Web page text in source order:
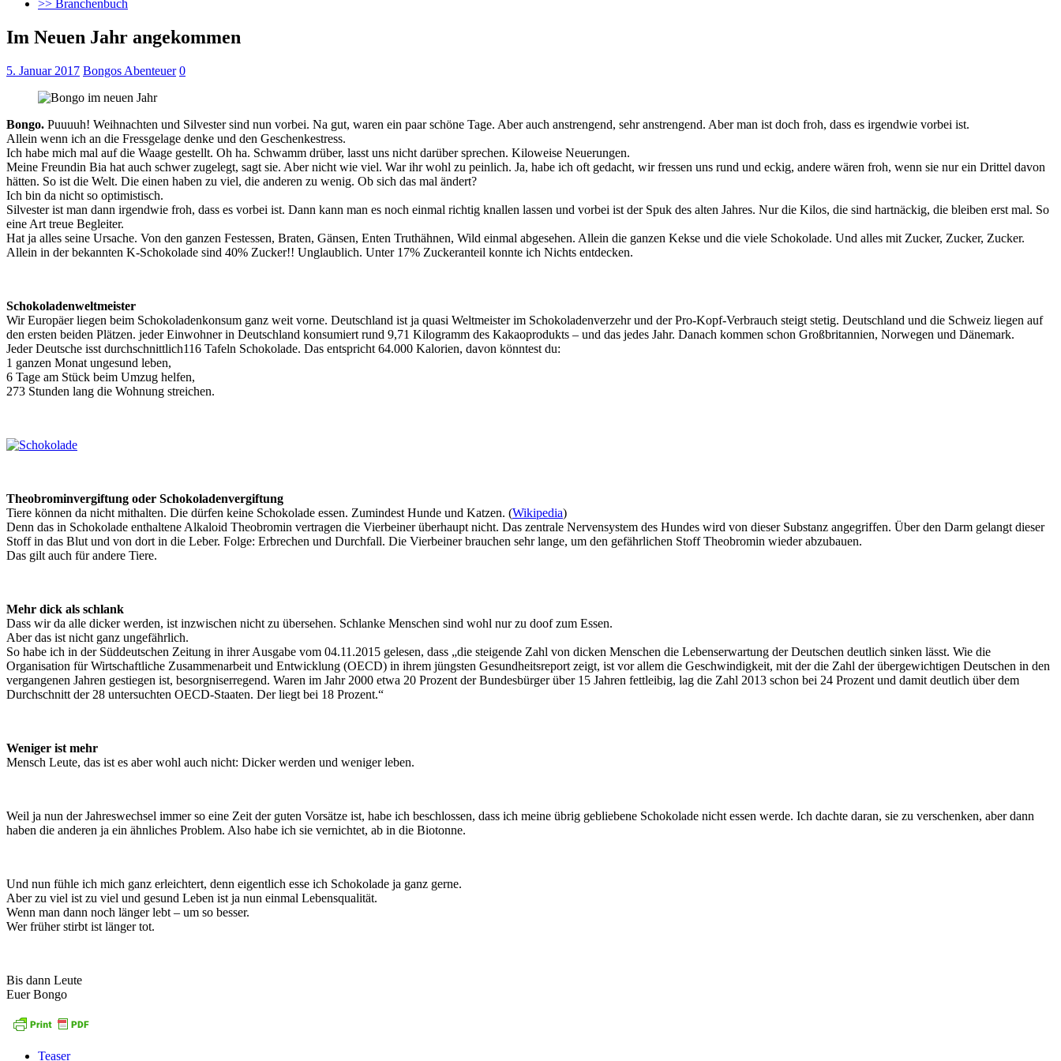
>> Branchenbuch
Im Neuen Jahr angekommen
5. Januar 2017 Bongos Abenteuer 0
Bongo. Puuuuh! Weihnachten und Silvester sind nun vorbei. Na gut, waren ein paar schöne Tage. Aber auch anstrengend, sehr anstrengend. Aber man ist doch froh, dass es irgendwie vorbei ist.
Allein wenn ich an die Fressgelage denke und den Geschenkestress.
Ich habe mich mal auf die Waage gestellt. Oh ha. Schwamm drüber, lasst uns nicht darüber sprechen. Kiloweise Neuerungen.
Meine Freundin Bia hat auch schwer zugelegt, sagt sie. Aber nicht wie viel. War ihr wohl zu peinlich. Ja, habe ich oft gedacht, wir fressen uns rund und eckig, andere wären froh, wenn sie nur ein Drittel davon
hätten. So ist die Welt. Die einen haben zu viel, die anderen zu wenig. Ob sich das mal ändert?
Ich bin da nicht so optimistisch.
Silvester ist man dann irgendwie froh, dass es vorbei ist. Dann kann man es noch einmal richtig knallen lassen und vorbei ist der Spuk des alten Jahres. Nur die Kilos, die sind hartnäckig, die bleiben erst mal. So
eine Art treue Begleiter.
Hat ja alles seine Ursache. Von den ganzen Festessen, Braten, Gänsen, Enten Truthähnen, Wild einmal abgesehen. Allein die ganzen Kekse und die viele Schokolade. Und alles mit Zucker, Zucker, Zucker.
Allein in der bekannten K-Schokolade sind 40% Zucker!! Unglaublich. Unter 17% Zuckeranteil konnte ich Nichts entdecken.
Schokoladenweltmeister
Wir Europäer liegen beim Schokoladenkonsum ganz weit vorne. Deutschland ist ja quasi Weltmeister im Schokoladenverzehr und der Pro-Kopf-Verbrauch steigt stetig. Deutschland und die Schweiz liegen auf
den ersten beiden Plätzen. jeder Einwohner in Deutschland konsumiert rund 9,71 Kilogramm des Kakaoprodukts – und das jedes Jahr. Danach kommen schon Großbritannien, Norwegen und Dänemark.
Jeder Deutsche isst durchschnittlich116 Tafeln Schokolade. Das entspricht 64.000 Kalorien, davon könntest du:
1 ganzen Monat ungesund leben,
6 Tage am Stück beim Umzug helfen,
273 Stunden lang die Wohnung streichen.
Theobrominvergiftung oder Schokoladenvergiftung
Tiere können da nicht mithalten. Die dürfen keine Schokolade essen. Zumindest Hunde und Katzen. (Wikipedia)
Denn das in Schokolade enthaltene Alkaloid Theobromin vertragen die Vierbeiner überhaupt nicht. Das zentrale Nervensystem des Hundes wird von dieser Substanz angegriffen. Über den Darm gelangt dieser
Stoff in das Blut und von dort in die Leber. Folge: Erbrechen und Durchfall. Die Vierbeiner brauchen sehr lange, um den gefährlichen Stoff Theobromin wieder abzubauen.
Das gilt auch für andere Tiere.
Mehr dick als schlank
Dass wir da alle dicker werden, ist inzwischen nicht zu übersehen. Schlanke Menschen sind wohl nur zu doof zum Essen.
Aber das ist nicht ganz ungefährlich.
So habe ich in der Süddeutschen Zeitung in ihrer Ausgabe vom 04.11.2015 gelesen, dass „die steigende Zahl von dicken Menschen die Lebenserwartung der Deutschen deutlich sinken lässt. Wie die
Organisation für Wirtschaftliche Zusammenarbeit und Entwicklung (OECD) in ihrem jüngsten Gesundheitsreport zeigt, ist vor allem die Geschwindigkeit, mit der die Zahl der übergewichtigen Deutschen in den
vergangenen Jahren gestiegen ist, besorgniserregend. Waren im Jahr 2000 etwa 20 Prozent der Bundesbürger über 15 Jahren fettleibig, lag die Zahl 2013 schon bei 24 Prozent und damit deutlich über dem
Durchschnitt der 28 untersuchten OECD-Staaten. Der liegt bei 18 Prozent.“
Weniger ist mehr
Mensch Leute, das ist es aber wohl auch nicht: Dicker werden und weniger leben.
Weil ja nun der Jahreswechsel immer so eine Zeit der guten Vorsätze ist, habe ich beschlossen, dass ich meine übrig gebliebene Schokolade nicht essen werde. Ich dachte daran, sie zu verschenken, aber dann
haben die anderen ja ein ähnliches Problem. Also habe ich sie vernichtet, ab in die Biotonne.
Und nun fühle ich mich ganz erleichtert, denn eigentlich esse ich Schokolade ja ganz gerne.
Aber zu viel ist zu viel und gesund Leben ist ja nun einmal Lebensqualität.
Wenn man dann noch länger lebt – um so besser.
Wer früher stirbt ist länger tot.
Bis dann Leute
Euer Bongo
Teaser